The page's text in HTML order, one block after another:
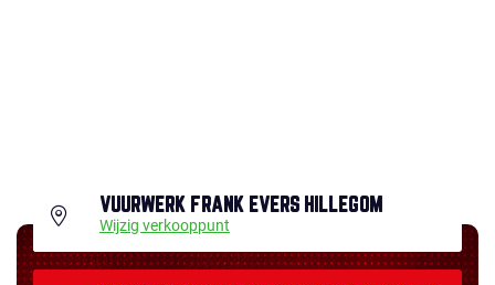
VUURWERK FRANK EVERS HILLEGOM
Wijzig verkooppunt